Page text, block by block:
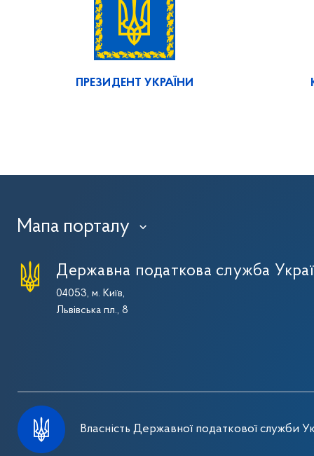
ПРЕЗИДЕНТ УКРАЇНИ
Мапа порталу ›
Державна податкова служба
04053, м. Київ,
Львівська пл., 8
Власність Державної податкової служби